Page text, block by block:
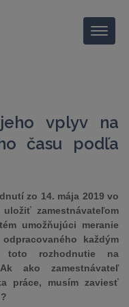
Menu
vplyv na
času podľa
zo 14. mája 2019 vo
zamestnávateľom
umožňujúci meranie
každým
toto rozhodnutie na
ako zamestnávateľ
práce, musím zaviesť